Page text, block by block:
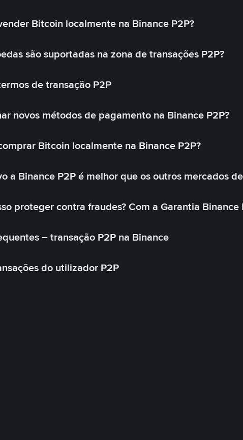
Bitcoin localmente na Binance P2P?
são suportadas na zona de transações P2P?
de transação P2P
novos métodos de pagamento na Binance P2P?
Bitcoin localmente na Binance P2P?
a Binance P2P é melhor que os outros mercados
proteger contra fraudes? Com a Garantia Binance
– transação P2P na Binance
do utilizador P2P